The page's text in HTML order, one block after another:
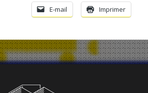
E-mail Imprimer